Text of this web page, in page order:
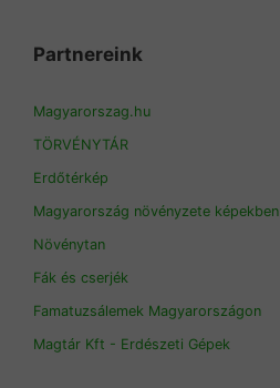
Partnereink
Magyarorszag.hu
TÖRVÉNYTÁR
Erdőtérkép
Magyarország növényzete képekben
Növénytan
Fák és cserjék
Famatuzsálemek Magyarországon
Magtár Kft - Erdészeti Gépek